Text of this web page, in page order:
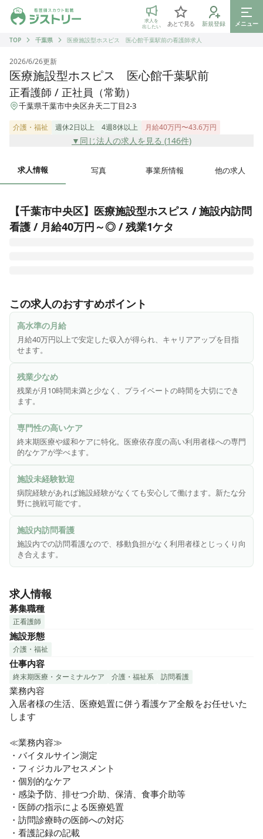
ジストリー 看護師の転職マッチング
求人を
出したい
あとで見る 新規登録
メニュー
TOP
千葉県 医療施設型ホスピス 医心館千葉駅前の看護師求人
2026/6/26更新
医療施設型ホスピス 医心館千葉駅前
正看護師 / 正社員（常勤）
千葉県千葉市中央区弁天二丁目2-3
介護・福祉 週休2日以上 4週8休以上 月給40万円〜43.6万円
▼同じ法人の求人を見る (146件)
求人情報 写真 事業所情報 他の求人
【千葉市中央区】医療施設型ホスピス / 施設内訪問
看護 / 月給40万円～◎ / 残業1ケタ
高い方をお受け入れし、大切な時間を穏やかに過ごしていた
だくための、安らぎの療養の場です。医療施設型ホスピスと
して皆様からのニーズにお応えし、療養環境の地域間格差の
是正に貢献するため、全国各地で医心館を展開しています。
終末期のがんや神経変性疾患を患う方、人工呼吸器を使用し
ている方、頻繁な喀痰吸引が必要な方――などの医療依存度
が高い方々。そうした方々に安心して療養生活を送っていた
だくため、充実の人員体制を整えています。
◎こんな方にピッタリ！！
・緩和ケアやホスピスに興味がある方
・病院での経験を活かし、新たな分野にチャレンジしたい方
・施設未経験だけど働いてみたい方
この求人のおすすめポイント
高水準の月給
月給40万円以上で安定した収入が得られ、キャリアアップを目指
せます。
残業少なめ
残業が月10時間未満と少なく、プライベートの時間を大切にでき
ます。
専門性の高いケア
終末期医療や緩和ケアに特化。医療依存度の高い利用者様への専門
的なケアが学べます。
施設未経験歓迎
病院経験があれば施設経験がなくても安心して働けます。新たな分
野に挑戦可能です。
施設内訪問看護
施設内での訪問看護なので、移動負担がなく利用者様とじっくり向
き合えます。
求人情報
募集職種
正看護師
施設形態
介護・福祉
仕事内容
終末期医療・ターミナルケア 介護・福祉系 訪問看護
業務内容
入居者様の生活、医療処置に併う看護ケア全般をお任せいた
します
≪業務内容≫
・バイタルサイン測定
・フィジカルアセスメント
・個別的なケア
・感染予防、排せつ介助、保清、食事介助等
・医師の指示による医療処置
・訪問診療時の医師への対応
・看護記録の記載